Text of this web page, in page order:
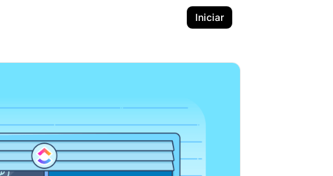
Iniciar